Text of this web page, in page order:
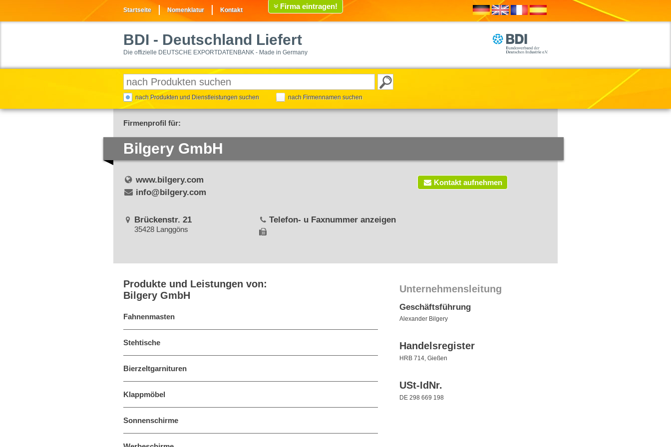
Startseite Nomenklatur Kontakt Firma eintragen!
BDI - Deutschland Liefert
Die offizielle DEUTSCHE EXPORTDATENBANK - Made in Germany
nach Produkten und Dienstleistungen suchen nach Firmennamen suchen
Firmenprofil für:
Bilgery GmbH
Kontakt aufnehmen
www.bilgery.com
info@bilgery.com
Brückenstr. 21
35428 Langgöns
Telefon- u Faxnummer anzeigen
Produkte und Leistungen von:
Bilgery GmbH
Fahnenmasten
Stehtische
Bierzeltgarnituren
Klappmöbel
Sonnenschirme
Unternehmensleitung
Geschäftsführung
Alexander Bilgery
Handelsregister
HRB 714, Gießen
USt-IdNr.
DE 298 669 198